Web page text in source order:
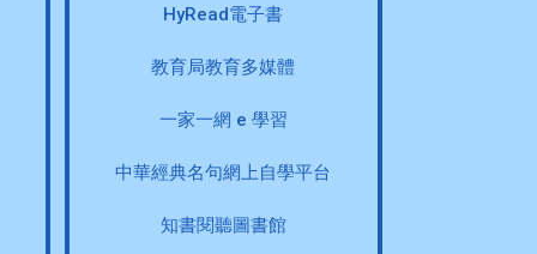
HyRead電子書
教育局教育多媒體
一家一網 e 學習
中華經典名句網上自學平台
知書閱聽圖書館